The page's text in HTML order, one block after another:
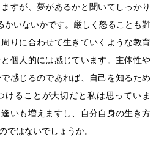
すが、夢があるかと聞いてしっかり
かいないかです。厳しく怒ることも難
りに合わせて生きていくような教育
個人的には感じています。主体性や
感じるのであれば、自己を知るため
けることが大切だと私は思っていま
いも増えますし、自分自身の生き方
ではないでしょうか。